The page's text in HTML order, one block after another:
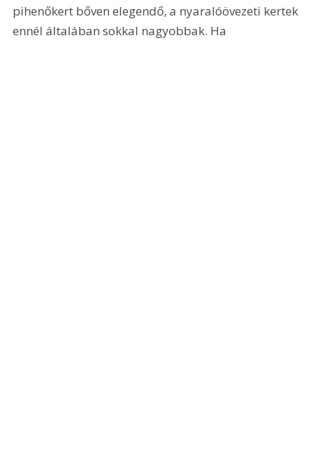
pihenőkert bőven elegendő, a nyaralóövezeti kertek
ennél általában sokkal nagyobbak. Ha